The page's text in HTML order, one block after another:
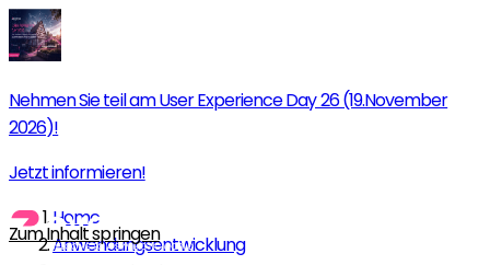
Nehmen Sie teil am User Experience Day 26 (19.November
2026)!
Jetzt informieren!
Zum Inhalt springen
Home
Anwendungsentwicklung